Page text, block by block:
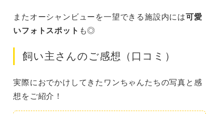
またオーシャンビューを一望できる施設内には可愛
いフォトスポット も◎
飼い主さんのご感想（口コミ）
実際におでかけしてきたワンちゃんたちの写真と感
想をご紹介！